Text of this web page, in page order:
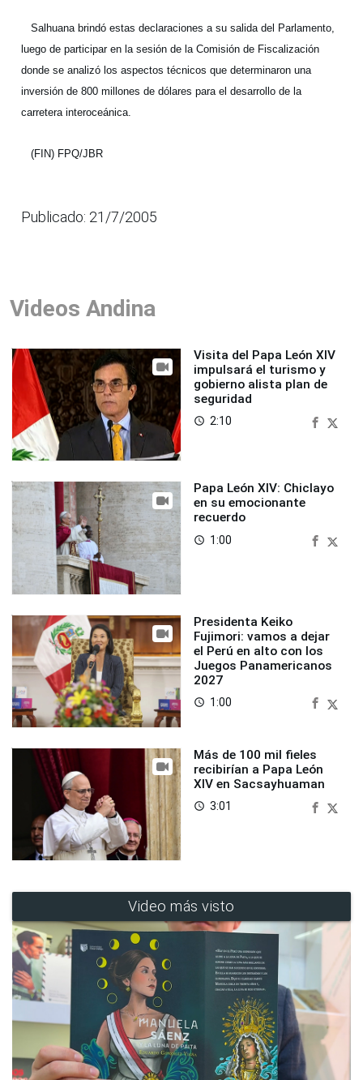
Salhuana brindó estas declaraciones a su salida del Parlamento,
luego de participar en la sesión de la Comisión de Fiscalización
donde se analizó los aspectos técnicos que determinaron una
inversión de 800 millones de dólares para el desarrollo de la
carretera interoceánica.
(FIN) FPQ/JBR
Publicado: 21/7/2005
Videos Andina
Visita del Papa León XIV
impulsará el turismo y
gobierno alista plan de
seguridad
access_time 2:10
Papa León XIV: Chiclayo
en su emocionante
recuerdo
access_time 1:00
Presidenta Keiko
Fujimori: vamos a dejar
el Perú en alto con los
Juegos Panamericanos
2027
access_time 1:00
Más de 100 mil fieles
recibirían a Papa León
XIV en Sacsayhuaman
access_time 3:01
Video más visto